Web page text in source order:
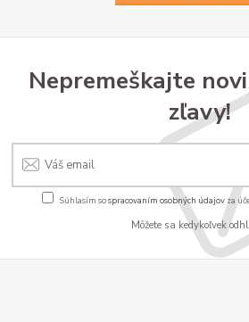
Nepremeškajte
zľavy!
Súhlasím sospracovaním osobných údajov za
Môžete sa kedykoľvek